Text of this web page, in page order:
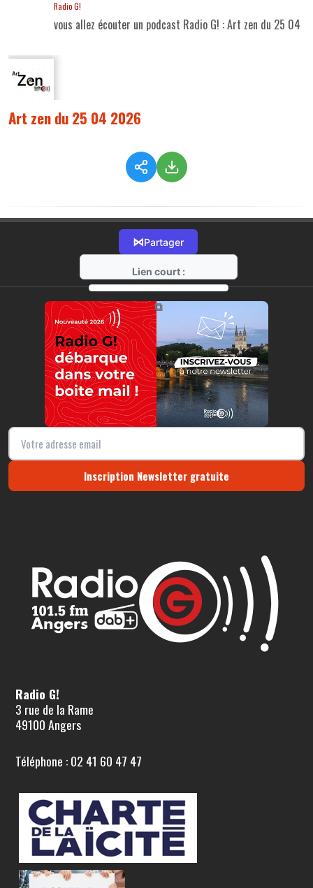
Radio G!
vous allez écouter un podcast Radio G! : Art zen du 25 04
Art zen du 25 04 2026
⋈Partager
Lien court :
https://radio-g.fr?21785
⧉
Inscription Newsletter gratuite
Radio G!
3 rue de la Rame
49100 Angers
Téléphone : 02 41 60 47 47